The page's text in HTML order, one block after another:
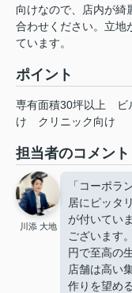
向けなので、店内が綺
合わせください。立地
ています。
ポイント
専有面積30坪以上 ビ
け
クリニック向け
担当者のコメント
川添 大地
「コーポラ
居にピッタ
が付いてい
ございます
円で至高の
店舗は高い
作りを望め